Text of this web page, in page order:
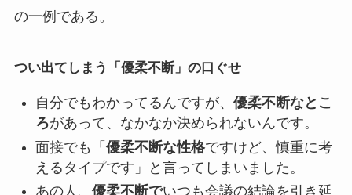
の一例である。
つい出てしまう「優柔不断」の口ぐせ
自分でもわかってるんですが、 優柔不断なとこ
ろがあって、なかなか決められないんです。
面接でも「 優柔不断な性格ですけど、慎重に考
えるタイプです」と言ってしまいました。
あの人、 優柔不断でいつも会議の結論を引き延